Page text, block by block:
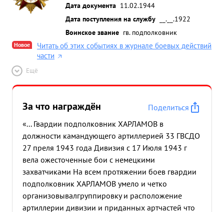
Дата документа 11.02.1944
Дата поступления на службу
__.__.1922
Воинское звание гв. подполковник
Новое
Читать об этих событиях в журнале боевых действий
части
Ещё
За что награждён
Поделиться
«... Гвардии подполковник ХАРЛАМОВ в
должности камандующего артиллерией 33 ГВСДО
27 преля 1943 года Дивизия с 17 Июля 1943 г
вела ожесточенные бои с немецкими
захватчиками На всем протяжении боев гвардии
подполковник ХАРЛАМОВ умело и четко
организовывалгруппировку и расположение
артиллерии дивизии и приданных артчастей что